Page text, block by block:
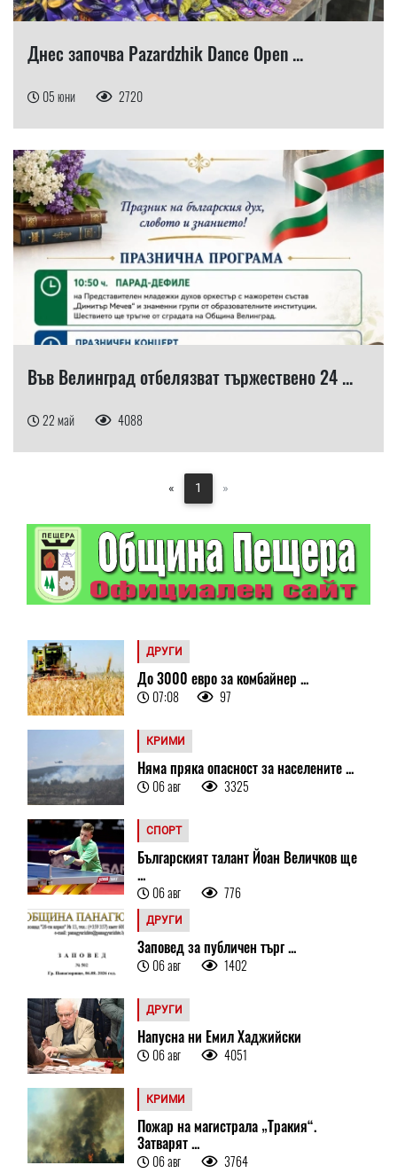
Днес започва Pazardzhik Dance Open ...
05 юни 2720
Във Велинград отбелязват тържествено 24 ...
22 май 4088
« 1 »
ДРУГИ
До 3000 евро за комбайнер ...
07:08 97
КРИМИ
Няма пряка опасност за населените ...
06 авг 3325
СПОРТ
Българският талант Йоан Величков ще
...
06 авг 776
ДРУГИ
Заповед за публичен търг ...
06 авг 1402
ДРУГИ
Напусна ни Емил Хаджийски
06 авг 4051
КРИМИ
Пожар на магистрала „Тракия“.
Затварят ...
06 авг 3764